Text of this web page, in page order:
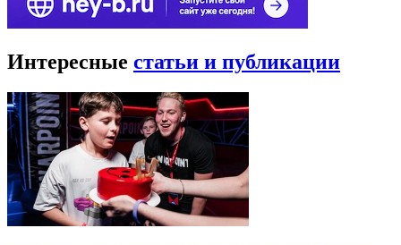
Интересные статьи и публикации